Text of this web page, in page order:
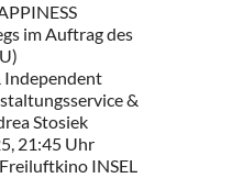
im Auftrag des
Independent
&
Stosiek
21:45 Uhr
Freiluftkino INSEL